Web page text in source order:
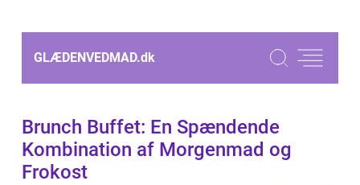
GLÆDENVEDMAD.dk
Brunch Buffet: En Spændende
Kombination af Morgenmad og
Frokost